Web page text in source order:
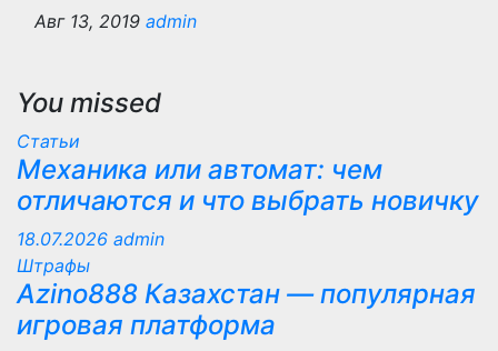
Авг 13, 2019 admin
You missed
Статьи
Механика или автомат: чем
отличаются и что выбрать новичку
18.07.2026 admin
Штрафы
Azino888 Казахстан — популярная
игровая платформа